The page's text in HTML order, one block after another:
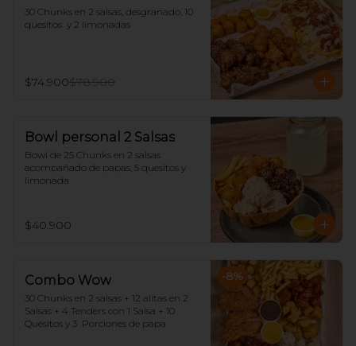
30 Chunks en 2 salsas, desgranado, 10
quesitos  y 2 limonadas
$74.900$78.900
Bowl personal 2 Salsas
Bowl de 25 Chunks en 2 salsas
acompañado de papas, 5 quesitos y
limonada
$40.900
-8%
Combo Wow
30 Chunks en 2 salsas + 12 alitas en 2
Salsas + 4 Tenders con 1 Salsa + 10
Quesitos y 3  Porciones de papa